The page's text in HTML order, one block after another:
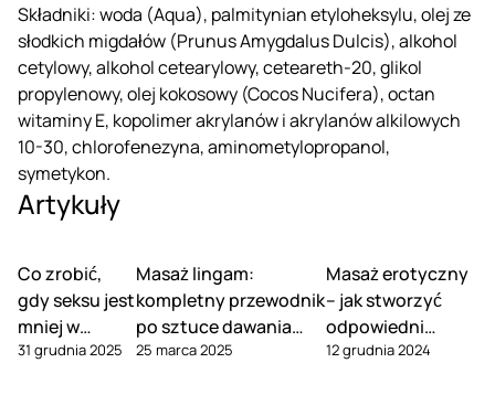
Składniki: woda (Aqua), palmitynian etyloheksylu, olej ze
słodkich migdałów (Prunus Amygdalus Dulcis), alkohol
cetylowy, alkohol cetearylowy, ceteareth-20, glikol
propylenowy, olej kokosowy (Cocos Nucifera), octan
witaminy E, kopolimer akrylanów i akrylanów alkilowych
10-30, chlorofenezyna, aminometylopropanol,
symetykon.
Artykuły
Co zrobić,
gdy seksu jest
mniej w
związku
31 grudnia 2025
Masaż lingam:
kompletny przewodnik
po sztuce dawania
rozkoszy
25 marca 2025
Masaż erotyczny
– jak stworzyć
odpowiedni
nastrój?
12 grudnia 2024